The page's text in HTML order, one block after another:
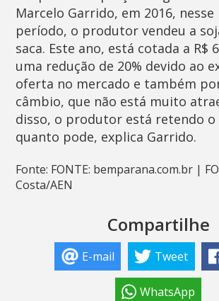
Marcelo Garrido, em 2016, nesse
período, o produtor vendeu a
saca. Este ano, está cotada a R$
uma redução de 20% devido ao
oferta no mercado e também
câmbio, que não está muito
disso, o produtor está retendo
quanto pode, explica Garrido.
Fonte: FONTE: bemparana.com.br |
Costa/AEN
Compartilhe
E-mail Tweet
WhatsApp